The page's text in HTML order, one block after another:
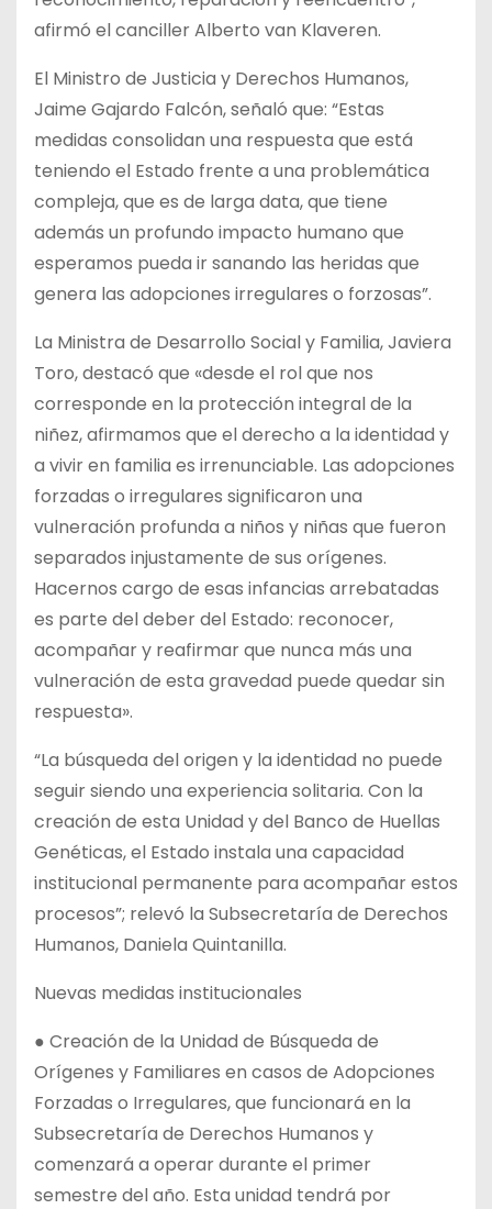
afirmó el canciller Alberto van Klaveren.
El Ministro de Justicia y Derechos Humanos,
Jaime Gajardo Falcón, señaló que: “Estas
medidas consolidan una respuesta que está
teniendo el Estado frente a una problemática
compleja, que es de larga data, que tiene
además un profundo impacto humano que
esperamos pueda ir sanando las heridas que
genera las adopciones irregulares o forzosas”.
La Ministra de Desarrollo Social y Familia, Javiera
Toro, destacó que «desde el rol que nos
corresponde en la protección integral de la
niñez, afirmamos que el derecho a la identidad y
a vivir en familia es irrenunciable. Las adopciones
forzadas o irregulares significaron una
vulneración profunda a niños y niñas que fueron
separados injustamente de sus orígenes.
Hacernos cargo de esas infancias arrebatadas
es parte del deber del Estado: reconocer,
acompañar y reafirmar que nunca más una
vulneración de esta gravedad puede quedar sin
respuesta».
“La búsqueda del origen y la identidad no puede
seguir siendo una experiencia solitaria. Con la
creación de esta Unidad y del Banco de Huellas
Genéticas, el Estado instala una capacidad
institucional permanente para acompañar estos
procesos”; relevó la Subsecretaría de Derechos
Humanos, Daniela Quintanilla.
Nuevas medidas institucionales
● Creación de la Unidad de Búsqueda de
Orígenes y Familiares en casos de Adopciones
Forzadas o Irregulares, que funcionará en la
Subsecretaría de Derechos Humanos y
comenzará a operar durante el primer
semestre del año. Esta unidad tendrá por